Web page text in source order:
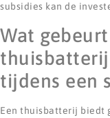
subsidies kan de
Wat
tijdens een
Een thuisbatterij biedt